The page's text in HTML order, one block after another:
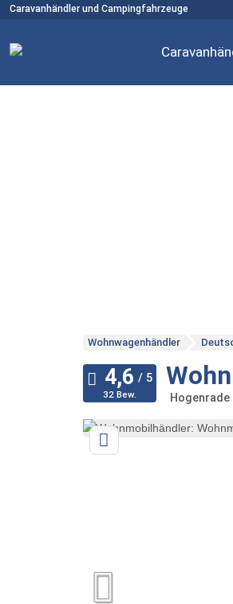
Caravanhändler und Campingfahrzeuge
Wohnwagenhändler
Hogenrade
32 Bew.